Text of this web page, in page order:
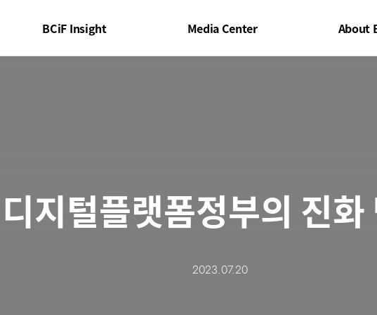
BCiF Insight Media Center About
디지털플랫폼정부의 진화
2023.07.20